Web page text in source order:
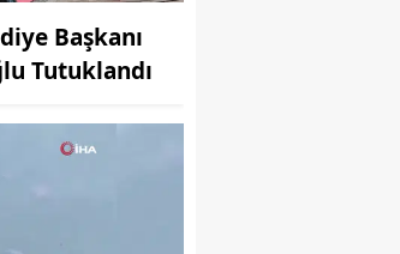
Başkanı
Tutuklandı